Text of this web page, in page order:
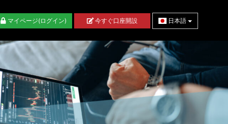
マイページ(ログイン) 今すぐ口座開設 日本語